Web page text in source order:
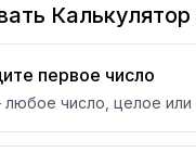
первое число
число, целое